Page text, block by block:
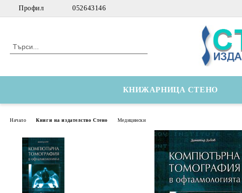
Профил 052643146
КНИЖАРНИЦА СТЕНО
Начало Книги на издателство Стено Медицински